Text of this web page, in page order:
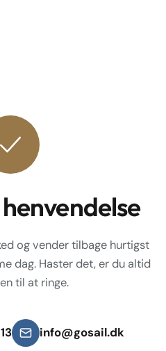
og vender tilbage hurtigst
dag. Haster det, er du altid
til at ringe.
info@gosail.dk